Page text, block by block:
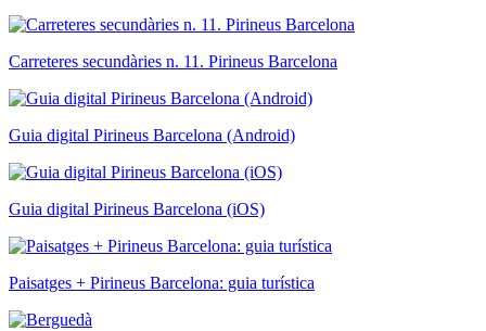
Carreteres secundàries n. 11. Pirineus Barcelona
Guia digital Pirineus Barcelona (Android)
Guia digital Pirineus Barcelona (iOS)
Paisatges + Pirineus Barcelona: guia turística